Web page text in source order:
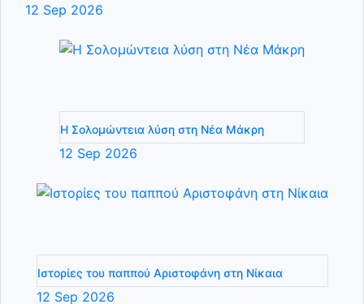
12 Sep 2026
Η Σολομώντεια λύση στη Νέα Μάκρη
12 Sep 2026
Ιστορίες του παππού Αριστοφάνη στη Νίκαια
12 Sep 2026